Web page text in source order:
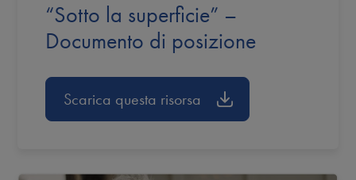
“Sotto la superficie” –
Documento di posizione
Scarica questa risorsa